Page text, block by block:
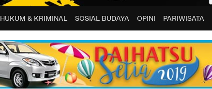
HUKUM & KRIMINAL SOSIAL BUDAYA OPINI PARIWISATA